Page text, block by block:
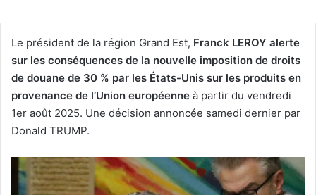
Le président de la région Grand Est, Franck LEROY alerte
sur les conséquences de la nouvelle imposition de droits
de douane de 30 % par les États-Unis sur les produits en
provenance de l’Union européenne à partir du vendredi
1er août 2025. Une décision annoncée samedi dernier par
Donald TRUMP.